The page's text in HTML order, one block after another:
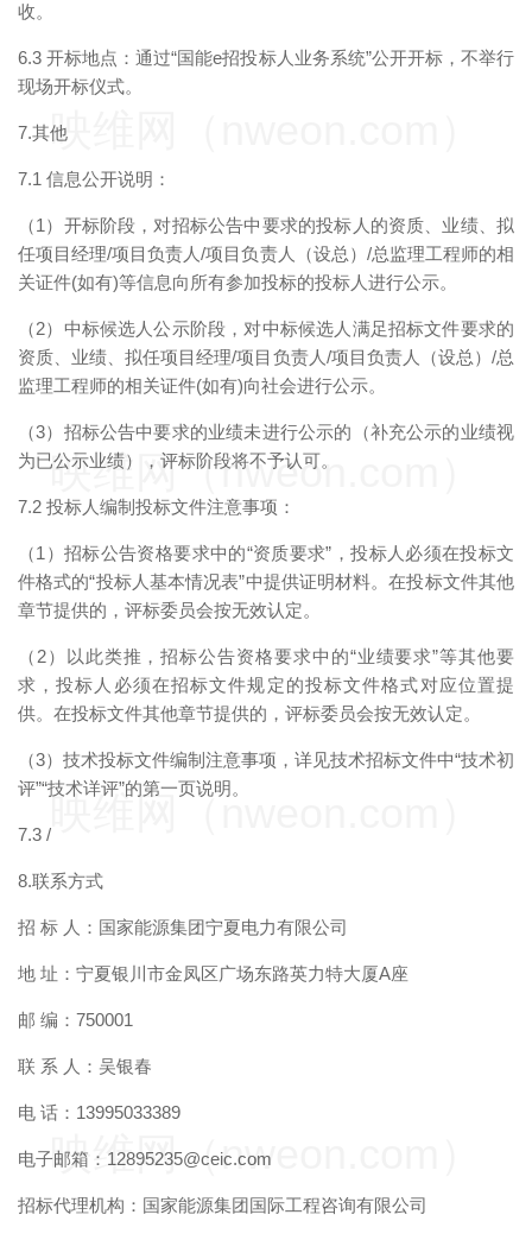
收。
6.3 开标地点：通过“国能e招投标人业务系统”公开开标，不举行
现场开标仪式。
7.其他
7.1 信息公开说明：
（1）开标阶段，对招标公告中要求的投标人的资质、业绩、拟
任项目经理/项目负责人/项目负责人（设总）/总监理工程师的相
关证件(如有)等信息向所有参加投标的投标人进行公示。
（2）中标候选人公示阶段，对中标候选人满足招标文件要求的
资质、业绩、拟任项目经理/项目负责人/项目负责人（设总）/总
监理工程师的相关证件(如有)向社会进行公示。
（3）招标公告中要求的业绩未进行公示的（补充公示的业绩视
为已公示业绩），评标阶段将不予认可。
7.2 投标人编制投标文件注意事项：
（1）招标公告资格要求中的“资质要求”，投标人必须在投标文
件格式的“投标人基本情况表”中提供证明材料。在投标文件其他
章节提供的，评标委员会按无效认定。
（2）以此类推，招标公告资格要求中的“业绩要求”等其他要
求，投标人必须在招标文件规定的投标文件格式对应位置提
供。在投标文件其他章节提供的，评标委员会按无效认定。
（3）技术投标文件编制注意事项，详见技术招标文件中“技术初
评”“技术详评”的第一页说明。
7.3 /
8.联系方式
招 标 人：国家能源集团宁夏电力有限公司
地 址：宁夏银川市金凤区广场东路英力特大厦A座
邮 编：750001
联 系 人：吴银春
电 话：13995033389
电子邮箱：12895235@ceic.com
招标代理机构：国家能源集团国际工程咨询有限公司
映维网（nweon.com）
映维网（nweon.com）
映维网（nweon.com）
映维网（nweon.com）